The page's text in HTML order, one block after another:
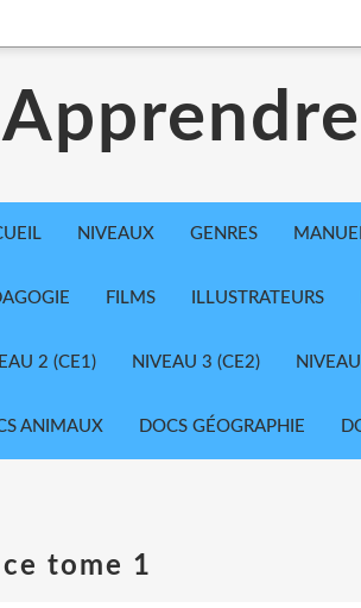
NIVEAUX GENRES
FILMS ILLUSTRATEURS
2 (CE1) NIVEAU 3 (CE2)
ANIMAUX DOCS GÉOGRAPHIE
tome 1